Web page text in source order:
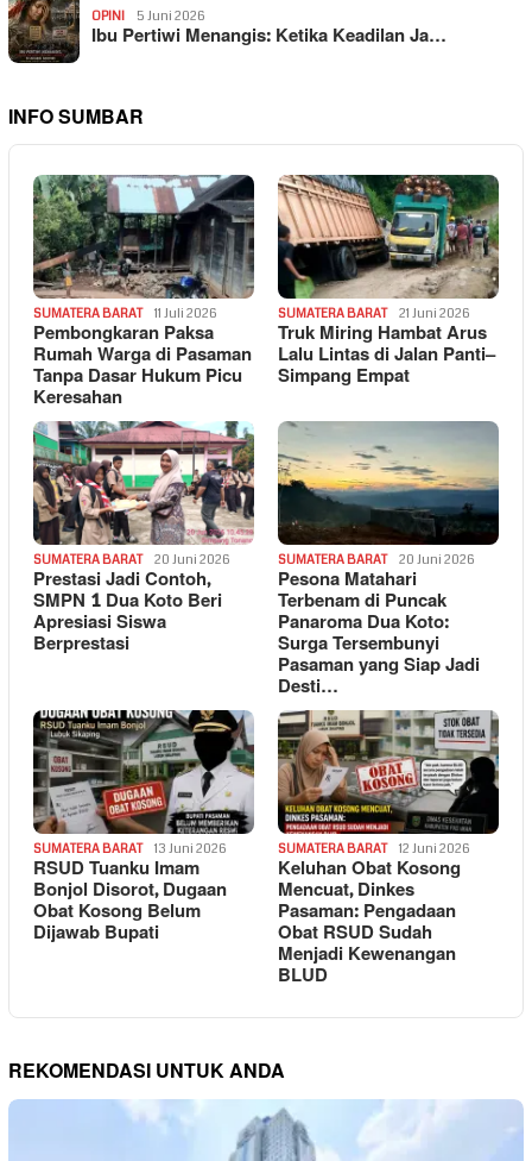
OPINI 5 Juni 2026
Ibu Pertiwi Menangis: Ketika Keadilan Ja…
INFO SUMBAR
SUMATERA BARAT 11 Juli 2026
Pembongkaran Paksa
Rumah Warga di Pasaman
Tanpa Dasar Hukum Picu
Keresahan
SUMATERA BARAT 21 Juni 2026
Truk Miring Hambat Arus
Lalu Lintas di Jalan Panti–
Simpang Empat
SUMATERA BARAT 20 Juni 2026
Prestasi Jadi Contoh,
SMPN 1 Dua Koto Beri
Apresiasi Siswa
Berprestasi
SUMATERA BARAT 20 Juni 2026
Pesona Matahari
Terbenam di Puncak
Panaroma Dua Koto:
Surga Tersembunyi
Pasaman yang Siap Jadi
Desti…
SUMATERA BARAT 13 Juni 2026
RSUD Tuanku Imam
Bonjol Disorot, Dugaan
Obat Kosong Belum
Dijawab Bupati
SUMATERA BARAT 12 Juni 2026
Keluhan Obat Kosong
Mencuat, Dinkes
Pasaman: Pengadaan
Obat RSUD Sudah
Menjadi Kewenangan
BLUD
REKOMENDASI UNTUK ANDA